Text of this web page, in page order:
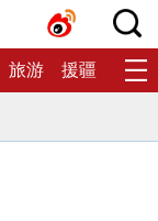
旅游 援疆 生态